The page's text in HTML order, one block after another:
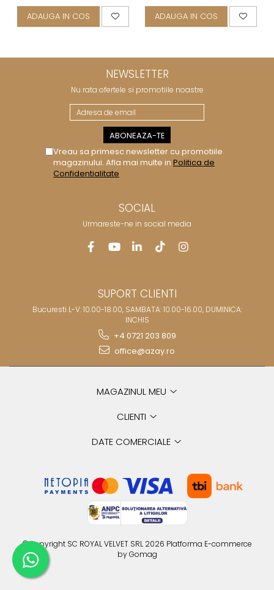
ADAUGA IN COS ADAUGA IN COS
NEWSLETTER
Nu rata ofertele si promotiile noastre
Vreau sa primesc newsletter cu promotiile
magazinului. Afla mai multe in Politica de
Confidentialitate
SOCIAL
Urmareste-ne in social media
SUPORT CLIENTI
Bucuresti L-V: 10.00-18.00, SAMBATA: 10.00-16.00, DUMINICA:
INCHIS
+4 0721 203 809
office@azay.ro
MAGAZINUL MEU
CLIENTI
DATE COMERCIALE
©Copyright SC ROYAL VELVET SRL 2026 Platforma E-commerce
by Gomag